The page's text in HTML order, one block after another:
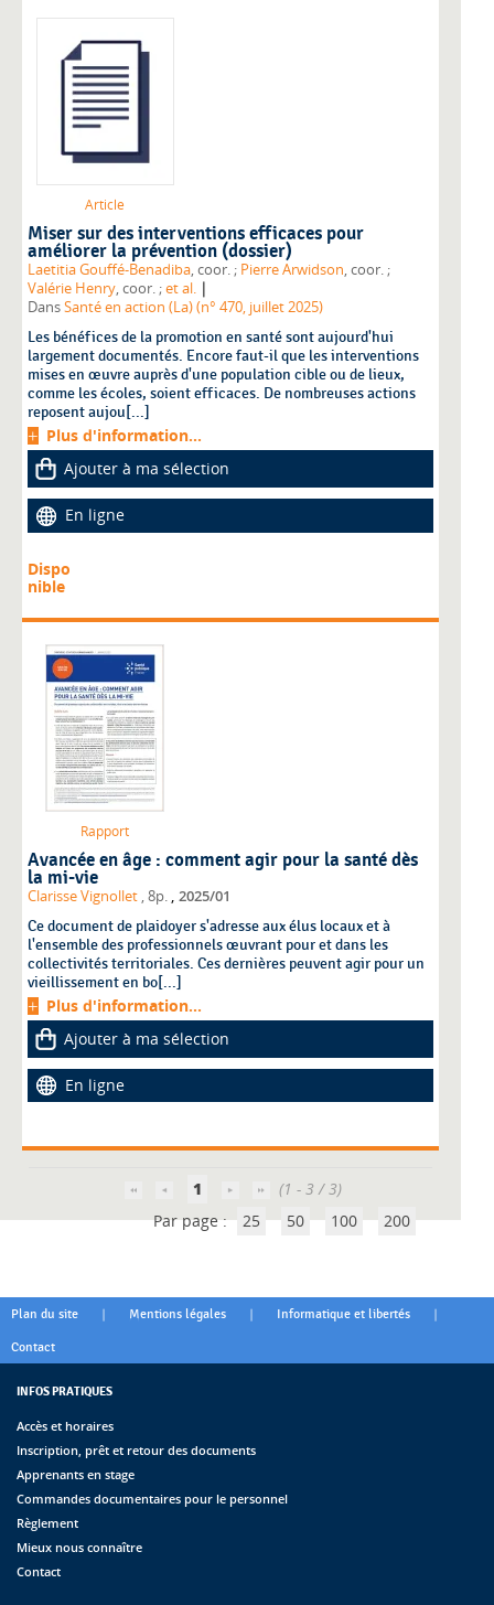
Article
Miser sur des interventions efficaces pour
améliorer la prévention (dossier)
Laetitia Gouffé-Benadiba , coor. ; Pierre Arwidson
, coor. ;
Valérie Henry
, coor. ;et al. |
DansSanté en action (La) (n° 470, juillet 2025)
Les bénéfices de la promotion en santé sont aujourd'hui
largement documentés. Encore faut-il que les interventions
mises en œuvre auprès d'une population cible ou de lieux,
comme les écoles, soient efficaces. De nombreuses actions
reposent aujou[...]
Plus d'information...
Ajouter à ma sélection
En ligne
Dispo
nible
Rapport
Avancée en âge : comment agir pour la santé dès
la mi-vie
Clarisse Vignollet , 8p. 2025/01
Ce document de plaidoyer s'adresse aux élus locaux et à
l'ensemble des professionnels œuvrant pour et dans les
collectivités territoriales. Ces dernières peuvent agir pour un
vieillissement en bo[...]
Plus d'information...
Ajouter à ma sélection
En ligne
1
(1 - 3 / 3)
Par page : 25 50 100 200
Plan du site | Mentions légales | Informatique et libertés |
Contact
INFOS PRATIQUES
Accès et horaires
Inscription, prêt et retour des documents
Apprenants en stage
Commandes documentaires pour le personnel
Règlement
Mieux nous connaître
Contact